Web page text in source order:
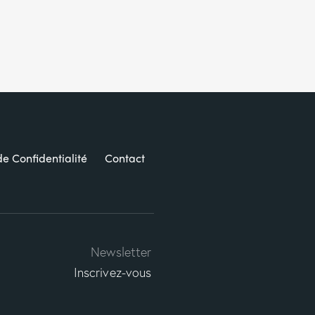
Confidentialité Contact
Newsletter
Inscrivez-vous